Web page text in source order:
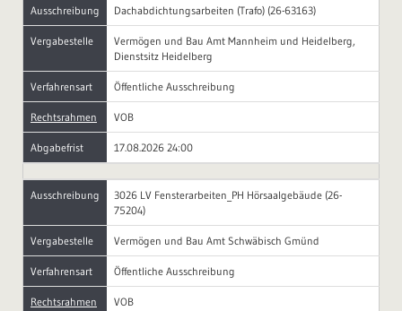
Ausschreibung Dachabdichtungsarbeiten (Trafo) (26-63163)
Vergabestelle
Vermögen und Bau Amt Mannheim und Heidelberg,
Dienstsitz Heidelberg
Verfahrensart Öffentliche Ausschreibung
Rechtsrahmen VOB
Abgabefrist 17.08.2026 24:00
Ausschreibung
3026 LV Fensterarbeiten_PH Hörsaalgebäude (26-
75204)
Vergabestelle Vermögen und Bau Amt Schwäbisch Gmünd
Verfahrensart Öffentliche Ausschreibung
Rechtsrahmen VOB